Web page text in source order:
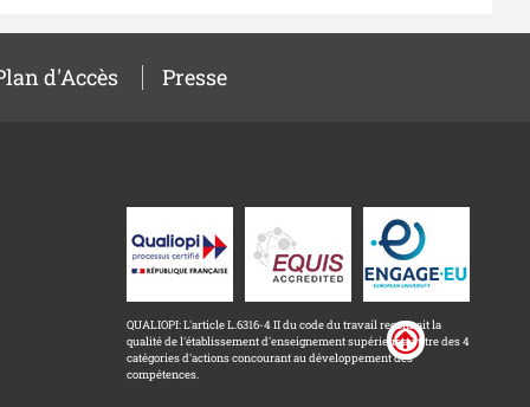
d'Accès Presse
QUALIOPI: L'article L.6316-4 II du code du travail reconnait la
qualité de l'établissement d'enseignement supérieur au titre des 4
catégories d'actions concourant au développement des
compétences.